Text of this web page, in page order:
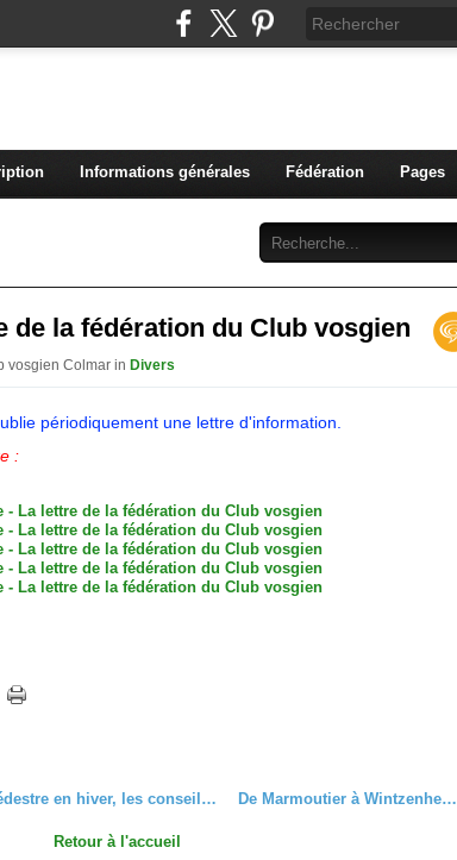
Informations générales Fédération Pages
de la fédération du Club vosgien
vosgien Colmar in Divers
périodiquement une lettre d'information.
:
Bien préparer sa randonnée pédestre en hiver, les conseils du Parc naturel régional des Ballons des Vosges De Marmoutier à Wintzenheim, en passant par Colmar
Retour à l'accueil